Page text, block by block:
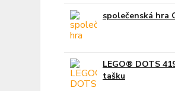
společenská hra
LEGO® DOTS
tašku